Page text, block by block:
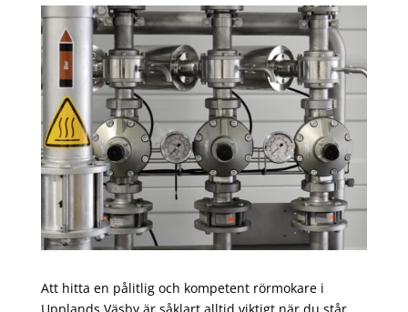
Att hitta en pålitlig och kompetent rörmokare i